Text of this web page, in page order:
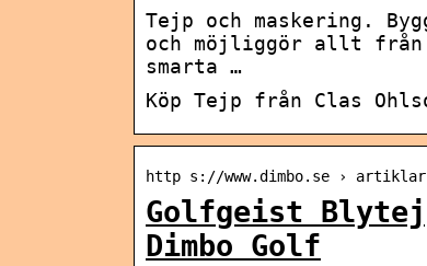
Tejp och maskering.
och möjliggör allt från
smarta …
Köp Tejp från Clas
http s://www.dimbo.se ›
Golfgeist
Dimbo Golf